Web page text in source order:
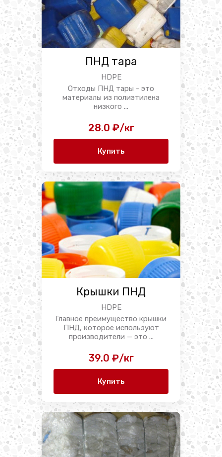
ПНД тара
HDPE
Отходы ПНД тары - это
материалы из полиэтилена
низкого ...
28.0 ₽/кг
Купить
Крышки ПНД
HDPE
Главное преимущество крышки
ПНД, которое используют
производители — это ...
39.0 ₽/кг
Купить